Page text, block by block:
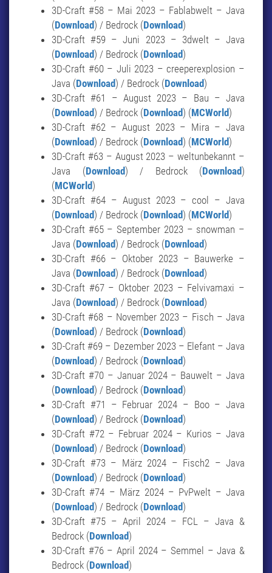
3D-Craft #58 – Mai 2023 – Fablabwelt – Java
(Download) / Bedrock (Download)
3D-Craft #59 – Juni 2023 – 3dwelt – Java
(Download) / Bedrock (Download)
3D-Craft #60 – Juli 2023 – creeperexplosion –
Java (Download) / Bedrock (Download)
3D-Craft #61 – August 2023 – Bau – Java
(Download) / Bedrock (Download) (MCWorld)
3D-Craft #62 – August 2023 – Mira – Java
(Download) / Bedrock (Download) (MCWorld)
3D-Craft #63 – August 2023 – weltunbekannt –
Java (Download) / Bedrock (Download)
(MCWorld)
3D-Craft #64 – August 2023 – cool – Java
(Download) / Bedrock (Download) (MCWorld)
3D-Craft #65 – September 2023 – snowman –
Java (Download) / Bedrock (Download)
3D-Craft #66 – Oktober 2023 – Bauwerke –
Java (Download) / Bedrock (Download)
3D-Craft #67 – Oktober 2023 – Felvivamaxi –
Java (Download) / Bedrock (Download)
3D-Craft #68 – November 2023 – Fisch – Java
(Download) / Bedrock (Download)
3D-Craft #69 – Dezember 2023 – Elefant – Java
(Download) / Bedrock (Download)
3D-Craft #70 – Januar 2024 – Bauwelt – Java
(Download) / Bedrock (Download)
3D-Craft #71 – Februar 2024 – Boo – Java
(Download) / Bedrock (Download)
3D-Craft #72 – Februar 2024 – Kurios – Java
(Download) / Bedrock (Download)
3D-Craft #73 – März 2024 – Fisch2 – Java
(Download) / Bedrock (Download)
3D-Craft #74 – März 2024 – PvPwelt – Java
(Download) / Bedrock (Download)
3D-Craft #75 – April 2024 – FCL – Java &
Bedrock (Download)
3D-Craft #76 – April 2024 – Semmel – Java &
Bedrock (Download)